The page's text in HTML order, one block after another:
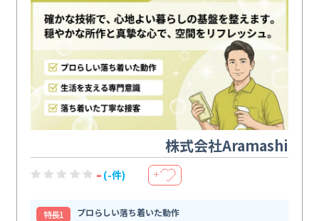
株式会社Aramashi
- (-件) ＋
特⻑1
プロらしい落ち着いた動作